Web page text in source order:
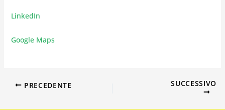
LinkedIn
Google Maps
PRECEDENTE SUCCESSIVO